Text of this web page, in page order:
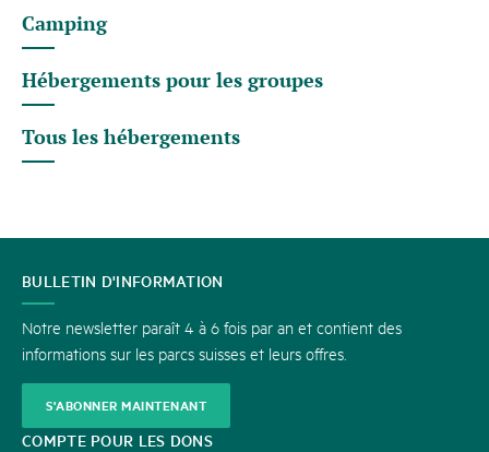
Camping
Hébergements pour les groupes
Tous les hébergements
CONTACT
BULLETIN D'INFORMATION
Notre newsletter paraît 4 à 6 fois par an et contient des
informations sur les parcs suisses et leurs offres.
S'ABONNER MAINTENANT
COMPTE POUR LES DONS